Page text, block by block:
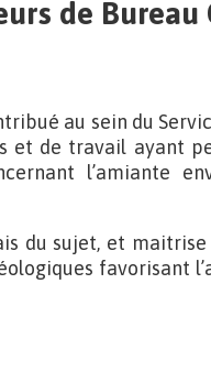
de Bureau
au sein du
et de travail ayant
l’amiante
du sujet, et
favorisant